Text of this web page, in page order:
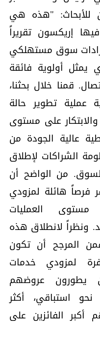
للأبحاث: "هذه هي
إريكسون تقريراً
سوق مستهلكي
يمثل أولوية فائقة
قمنا خلال بحثنا،
عملية تطوير حالة
على مستوى
عالية الجودة من
الشراكات لإطلاق
من الواضح أن
فرصاً هائلة لمزودي
العمليات
ونظراً لانطلاق هذه
المرجح أن تكون
لمزودي خدمات
يطورون عروضهم
استباقي، أكثر
أكبر الفائزين على